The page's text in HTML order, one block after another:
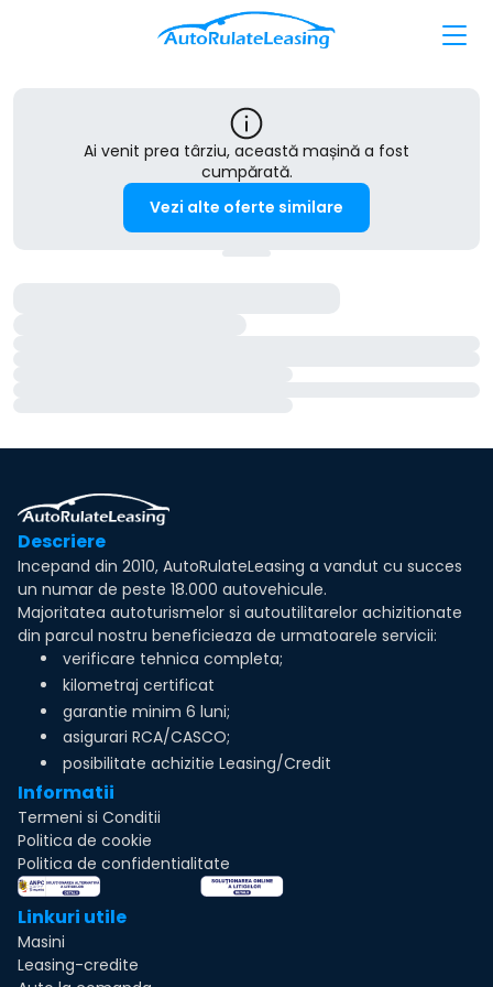
Ai venit prea târziu, această mașină a fost
cumpărată.
Vezi alte oferte similare
Descriere
Incepand din 2010, AutoRulateLeasing a vandut cu succes
un numar de peste 18.000 autovehicule.
Majoritatea autoturismelor si autoutilitarelor achizitionate
din parcul nostru beneficieaza de urmatoarele servicii:
verificare tehnica completa;
kilometraj certificat
garantie minim 6 luni;
asigurari RCA/CASCO;
posibilitate achizitie Leasing/Credit
Informatii
Termeni si Conditii
Politica de cookie
Politica de confidentialitate
Linkuri utile
Masini
Leasing-credite